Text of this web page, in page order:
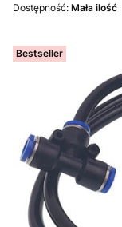
Dostępność: Mała ilość
Bestseller